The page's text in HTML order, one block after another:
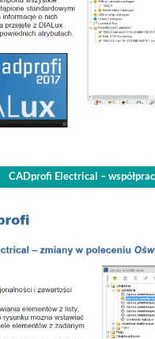
CADprofi Electrical –